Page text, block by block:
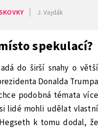
J. Vajdák
spekulací?
do širší snahy o větší
Donalda Trumpa
podobná témata více
lidé mohli udělat vlastní
k tomu dodal, že